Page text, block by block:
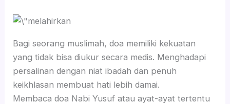
Bagi seorang muslimah, doa memiliki kekuatan
yang tidak bisa diukur secara medis. Menghadapi
persalinan dengan niat ibadah dan penuh
keikhlasan membuat hati lebih damai.
Membaca doa Nabi Yusuf atau ayat-ayat tertentu